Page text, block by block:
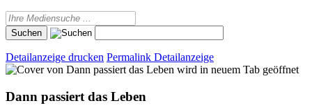
Detailanzeige drucken Permalink Detailanzeige
wird in neuem Tab geöffnet
Dann passiert das Leben